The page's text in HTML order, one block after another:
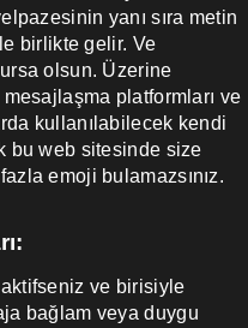
yanı sıra metin
birlikte gelir. Ve
olsun. Üzerine
platformları ve
kullanılabilecek kendi
bu web sitesinde size
emoji bulamazsınız.
ve birisiyle
bağlam veya duygu